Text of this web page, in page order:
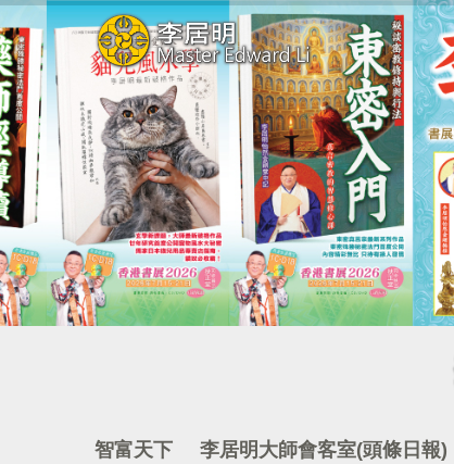
智富天下 李居明大師會客室(頭條日報)